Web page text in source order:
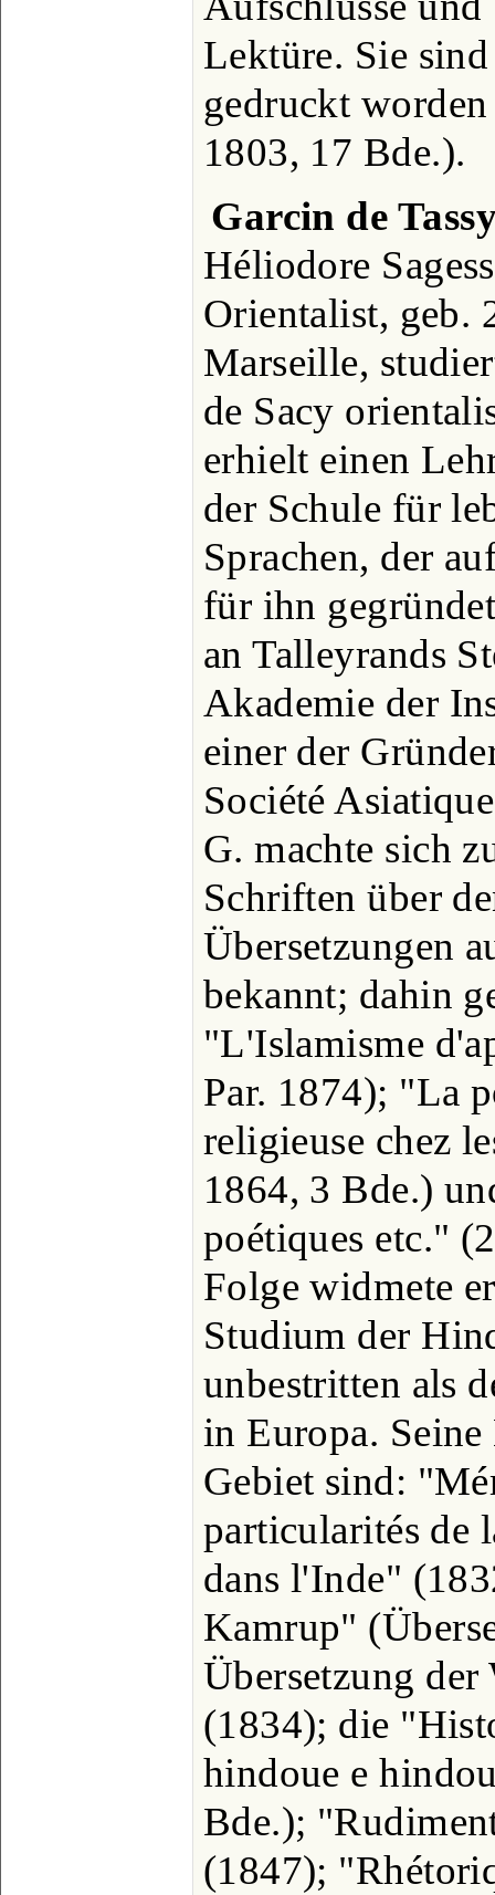
Lektüre. Sie
gedruckt
1803, 17 Bde.).
Garcin de
Héliodore
Orientalist, geb.
Marseille,
de Sacy
erhielt einen
der Schule für
Sprachen, der
für ihn
an Talleyrands
Akademie der
einer der
Société
G. machte sich
Schriften über
Übersetzungen
bekannt; dahin
"L'Islamisme
Par. 1874); "La
religieuse chez
1864, 3 Bde.)
poétiques etc."
Folge widmete
Studium der
unbestritten als
in Europa.
Gebiet sind:
particularités de
dans l'Inde"
Kamrup"
Übersetzung der
(1834); die
hindoue e
Bde.);
(1847);